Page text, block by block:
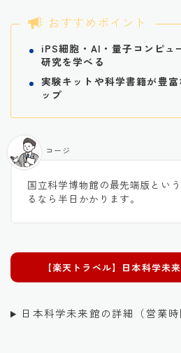
おすすめポイント
iPS細胞・AI・量子コンピュ
研究を学べる
実験キットや科学書籍が豊
ップ
国立科学博物館の最先端版とい
るなら半日かかります。
コージ
【楽天トラベル】 日本科学未
日本科学未来館の詳細（営業時